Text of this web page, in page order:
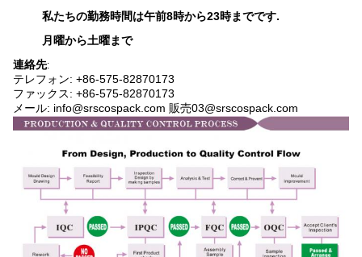
私たちの勤務時間は午前8時から23時までです.
月曜から土曜まで
連絡先:
テレフォン: +86-575-82870173
ファックス: +86-575-82870173
メール: info@srscospack.com 販売03@srscospack.com